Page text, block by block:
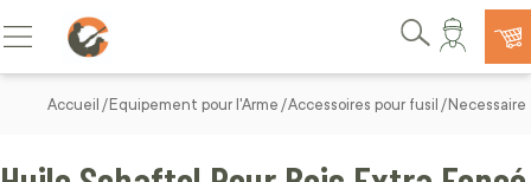
Allez au contenu
Basculer la navigation
Rechercher
Accueil Equipement pour l'Arme Accessoires pour fusil